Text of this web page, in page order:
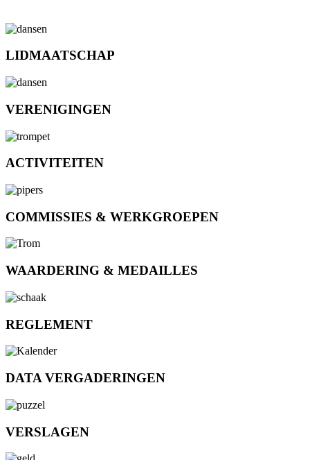
LIDMAATSCHAP
VERENIGINGEN
ACTIVITEITEN
COMMISSIES & WERKGROEPEN
WAARDERING & MEDAILLES
REGLEMENT
DATA VERGADERINGEN
VERSLAGEN